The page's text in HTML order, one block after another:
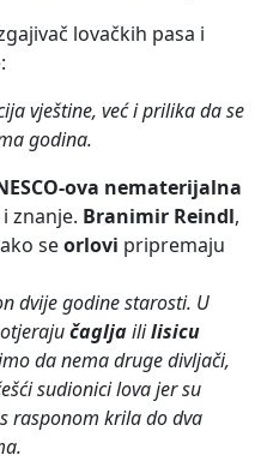
lovačkih pasa i
vještine, već i prilika da se
godina.
ova nematerijalna
znanje. Branimir Reindl,
seorlovi pripremaju
dvije godine starosti. U
čagljaililisicu
da nema druge divljači,
sudionici lova jer su
rasponom krila do dva